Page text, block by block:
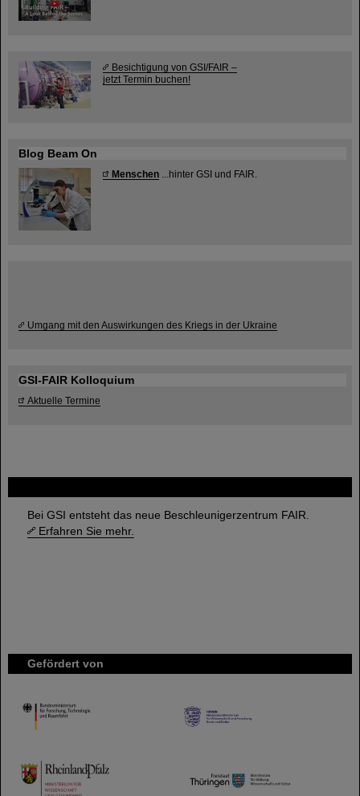
Bei GSI entsteht das neue Beschleunigerzentrum FAIR.
Erfahren Sie mehr.
Gefördert von
HMWK
TMWWDG
Besichtigung von GSI/FAIR –
jetzt Termin buchen!
Blog Beam On
Menschen ...hinter GSI und FAIR.
Umgang mit den Auswirkungen des Kriegs in der Ukraine
GSI-FAIR Kolloquium
Aktuelle Termine